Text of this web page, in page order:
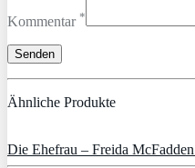
Kommentar *
Ähnliche Produkte
Die Ehefrau – Freida McFadden